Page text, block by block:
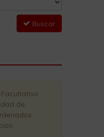
Buscar
Facultativo
de
.